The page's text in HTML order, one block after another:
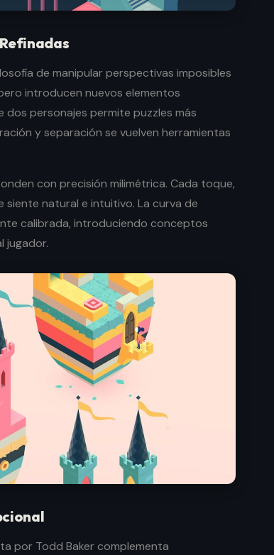
de manipular perspectivas imposibles
introducen nuevos elementos
dos personajes permite puzzles más
y separación se vuelven herramientas
con precisión milimétrica. Cada toque,
siente natural e intuitivo. La curva de
calibrada, introduciendo conceptos
jugador.
por Todd Baker complementa